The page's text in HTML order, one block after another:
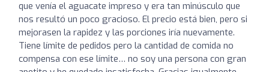
que venía el aguacate impreso y era tan minúsculo que
nos resultó un poco gracioso. El precio está bien, pero si
mejorasen la rapidez y las porciones iría nuevamente.
Tiene límite de pedidos pero la cantidad de comida no
compensa con ese límite… no soy una persona con gran